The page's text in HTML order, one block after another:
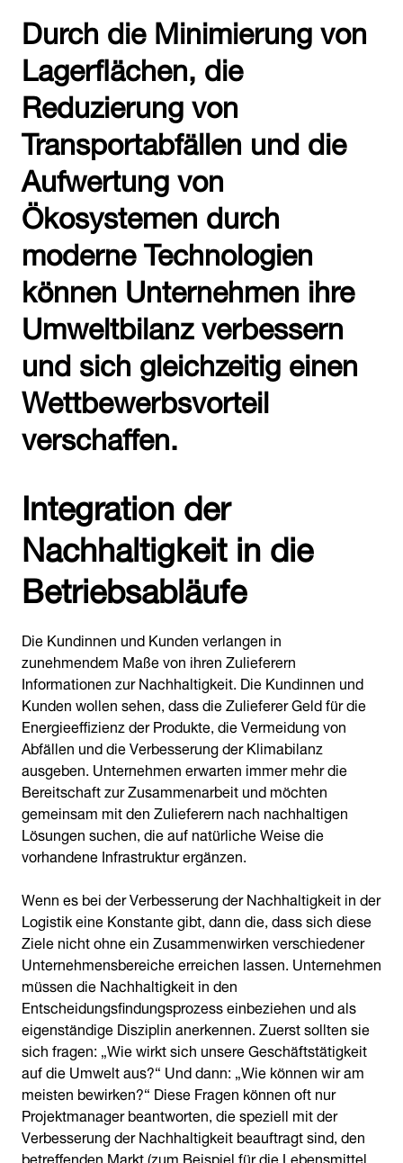
Durch die Minimierung von
Lagerflächen, die
Reduzierung von
Transportabfällen und die
Aufwertung von
Ökosystemen durch
moderne Technologien
können Unternehmen ihre
Umweltbilanz verbessern
und sich gleichzeitig einen
Wettbewerbsvorteil
verschaffen.
Integration der
Nachhaltigkeit in die
Betriebsabläufe
Die Kundinnen und Kunden verlangen in
zunehmendem Maße von ihren Zulieferern
Informationen zur Nachhaltigkeit. Die Kundinnen und
Kunden wollen sehen, dass die Zulieferer Geld für die
Energieeffizienz der Produkte, die Vermeidung von
Abfällen und die Verbesserung der Klimabilanz
ausgeben. Unternehmen erwarten immer mehr die
Bereitschaft zur Zusammenarbeit und möchten
gemeinsam mit den Zulieferern nach nachhaltigen
Lösungen suchen, die auf natürliche Weise die
vorhandene Infrastruktur ergänzen.
Wenn es bei der Verbesserung der Nachhaltigkeit in der
Logistik eine Konstante gibt, dann die, dass sich diese
Ziele nicht ohne ein Zusammenwirken verschiedener
Unternehmensbereiche erreichen lassen. Unternehmen
müssen die Nachhaltigkeit in den
Entscheidungsfindungsprozess einbeziehen und als
eigenständige Disziplin anerkennen. Zuerst sollten sie
sich fragen: „Wie wirkt sich unsere Geschäftstätigkeit
auf die Umwelt aus?“ Und dann: „Wie können wir am
meisten bewirken?“ Diese Fragen können oft nur
Projektmanager beantworten, die speziell mit der
Verbesserung der Nachhaltigkeit beauftragt sind, den
betreffenden Markt (zum Beispiel für die Lebensmittel,